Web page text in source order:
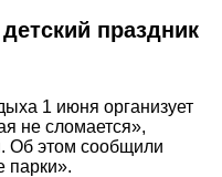
праздник
1 июня организует
не сломается»,
Об этом сообщили
парки».